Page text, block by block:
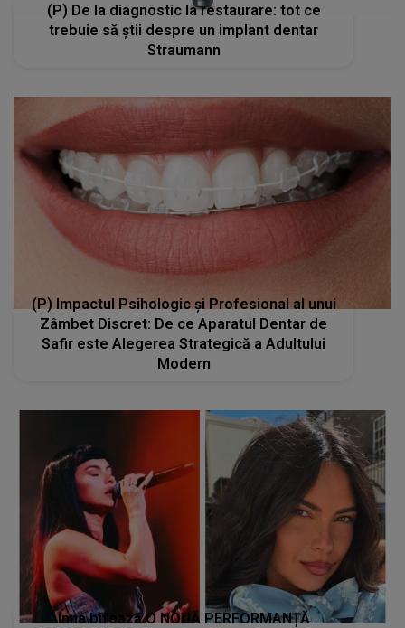
(P) De la diagnostic la restaurare: tot ce
trebuie să știi despre un implant dentar
Straumann
(P) Impactul Psihologic și Profesional al unui
Zâmbet Discret: De ce Aparatul Dentar de
Safir este Alegerea Strategică a Adultului
Modern
Inna bifează O NOUĂ PERFORMANȚĂ